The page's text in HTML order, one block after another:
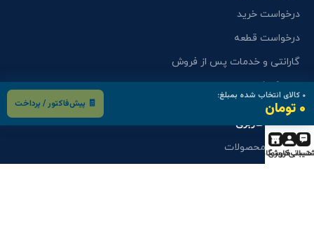
۰ کالای انتخاب شده بمبلغ:
۰ تومان 🧾 پیش‌فاکتور / پرداخت
درخواست خرید
درخواست قطعه
گارانتی و خدمات پس از فروش
اعزام کارشناس
فرم های کاربری
کاتالوگ محصولات
حساب کاربری
فروشگاه